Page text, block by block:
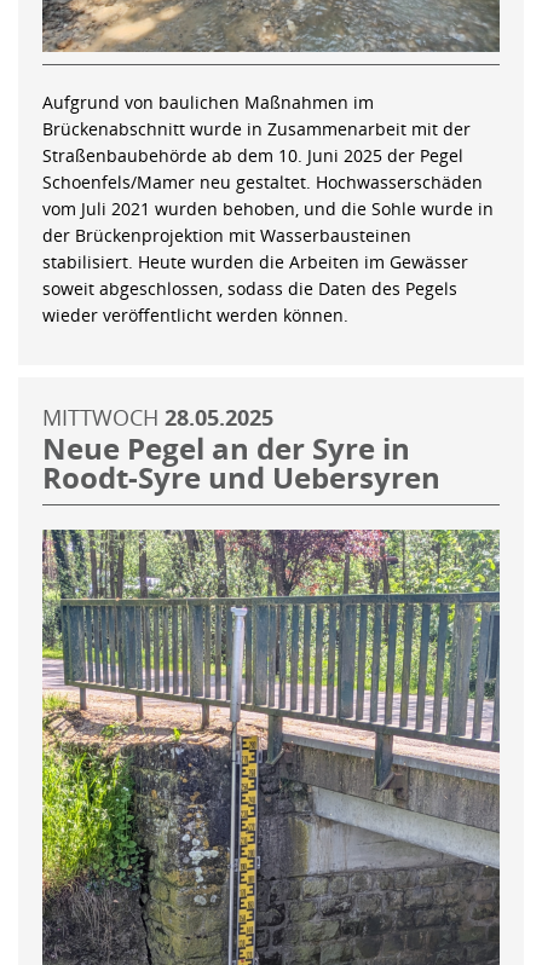
Aufgrund von baulichen Maßnahmen im
Brückenabschnitt wurde in Zusammenarbeit mit der
Straßenbaubehörde ab dem 10. Juni 2025 der Pegel
Schoenfels/Mamer neu gestaltet. Hochwasserschäden
vom Juli 2021 wurden behoben, und die Sohle wurde in
der Brückenprojektion mit Wasserbausteinen
stabilisiert. Heute wurden die Arbeiten im Gewässer
soweit abgeschlossen, sodass die Daten des Pegels
wieder veröffentlicht werden können.
MITTWOCH 28.05.2025
Neue Pegel an der Syre in
Roodt-Syre und Uebersyren